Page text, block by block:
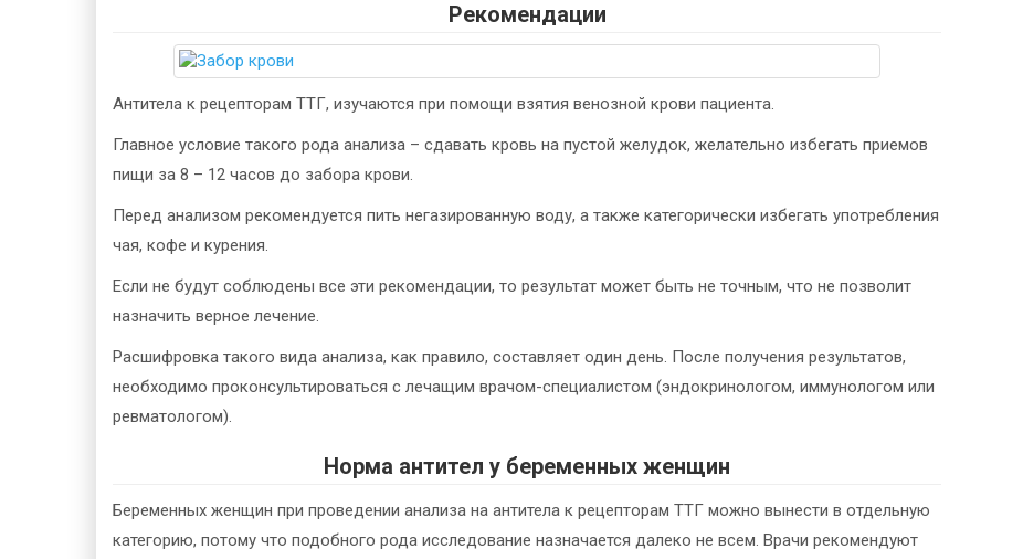
Рекомендации
Антитела к рецепторам ТТГ, изучаются при помощи взятия венозной крови пациента.
Главное условие такого рода анализа – сдавать кровь на пустой желудок, желательно избегать приемов
пищи за 8 – 12 часов до забора крови.
Перед анализом рекомендуется пить негазированную воду, а также категорически избегать употребления
чая, кофе и курения.
Если не будут соблюдены все эти рекомендации, то результат может быть не точным, что не позволит
назначить верное лечение.
Расшифровка такого вида анализа, как правило, составляет один день. После получения результатов,
необходимо проконсультироваться с лечащим врачом-специалистом (эндокринологом, иммунологом или
ревматологом).
Норма антител у беременных женщин
Беременных женщин при проведении анализа на антитела к рецепторам ТТГ можно вынести в отдельную
категорию, потому что подобного рода исследование назначается далеко не всем. Врачи рекомендуют